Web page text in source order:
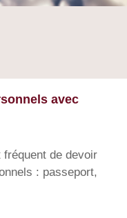
avec
de devoir
: passeport,